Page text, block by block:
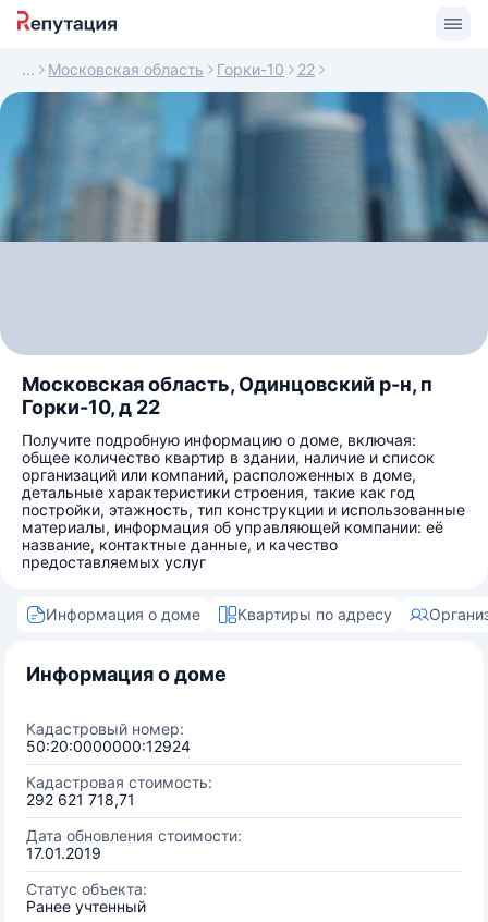
Московская область Горки-10 22
Московская область, Одинцовский р-н, п
Горки-10, д 22
Получите подробную информацию о доме, включая:
общее количество квартир в здании, наличие и список
организаций или компаний, расположенных в доме,
детальные характеристики строения, такие как год
постройки, этажность, тип конструкции и использованные
материалы, информация об управляющей компании: её
название, контактные данные, и качество
предоставляемых услуг
Информация о доме Квартиры по адресу
Информация о доме
Кадастровый номер:
50:20:0000000:12924
Кадастровая стоимость:
292 621 718,71
Дата обновления стоимости:
17.01.2019
Статус объекта:
Ранее учтенный